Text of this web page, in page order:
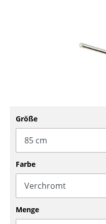
Schaukelstühle
Bürodrehstühle
Bürosessel
Einzelteile
... alle Sitzmöbel
Größe
Farbe
Menge